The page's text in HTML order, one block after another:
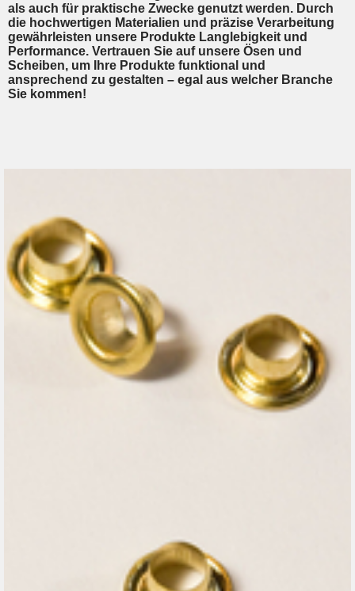
als auch für praktische Zwecke genutzt werden. Durch
die hochwertigen Materialien und präzise Verarbeitung
gewährleisten unsere Produkte Langlebigkeit und
Performance. Vertrauen Sie auf unsere Ösen und
Scheiben, um Ihre Produkte funktional und
ansprechend zu gestalten – egal aus welcher Branche
Sie kommen!